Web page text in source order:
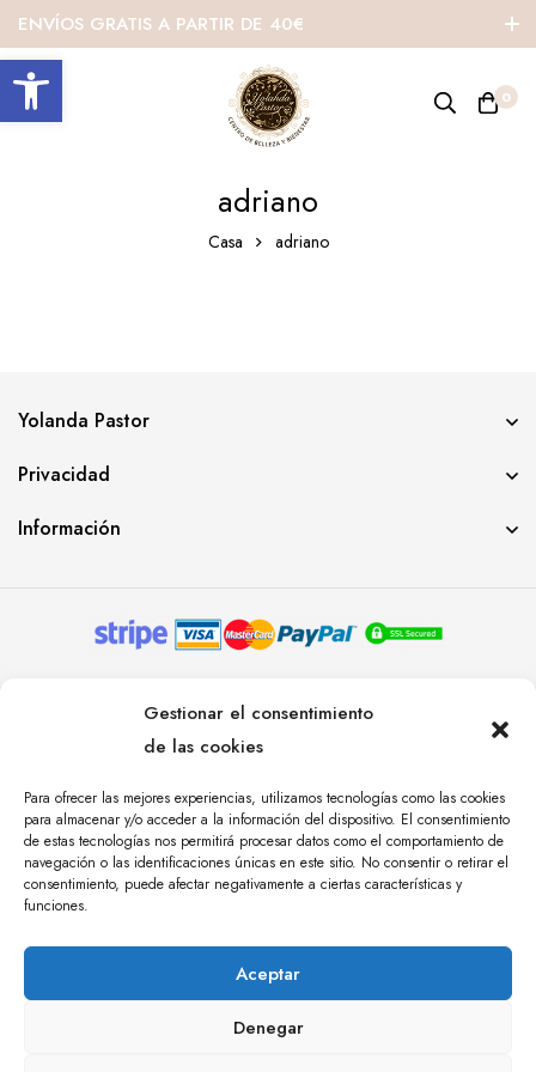
Abrir barra de herramientas
Gestionar el consentimiento
de las cookies
Para ofrecer las mejores experiencias, utilizamos tecnologías como las cookies
para almacenar y/o acceder a la información del dispositivo. El consentimiento
de estas tecnologías nos permitirá procesar datos como el comportamiento de
navegación o las identificaciones únicas en este sitio. No consentir o retirar el
consentimiento, puede afectar negativamente a ciertas características y
funciones.
Aceptar
Denegar
ENVÍOS GRATIS A PARTIR DE 40€
0
adriano
Casa adriano
Yolanda Pastor
Privacidad
Información
RESERVADOS. AGENCIA DE COMUNICACIÓN
ÁNGULO TRES.